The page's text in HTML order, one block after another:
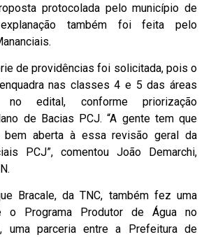
protocolada pelo município de
também foi feita pelo
de providências foi solicitada, pois o
nas classes 4 e 5 das áreas
no edital, conforme priorização
de Bacias PCJ. “A gente tem que
aberta à essa revisão geral da
PCJ”, comentou João Demarchi,
Bracale, da TNC, também fez uma
o Programa Produtor de Água no
uma parceria entre a Prefeitura de